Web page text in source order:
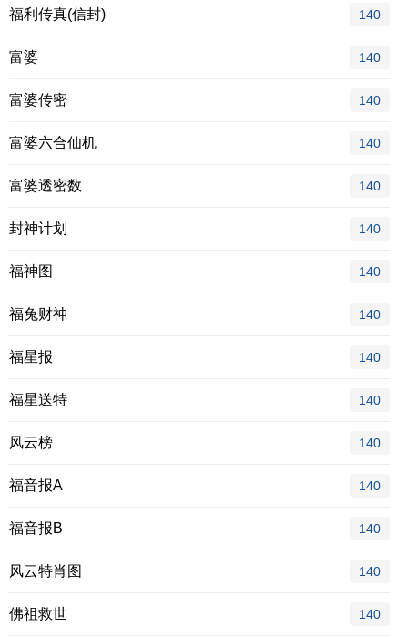
福利传真(信封) 140
富婆 140
富婆传密 140
富婆六合仙机 140
富婆透密数 140
封神计划 140
福神图 140
福兔财神 140
福星报 140
福星送特 140
风云榜 140
福音报A 140
福音报B 140
风云特肖图 140
佛祖救世 140